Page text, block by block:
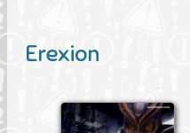
Erexion